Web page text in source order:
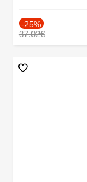
-25%
37.02€